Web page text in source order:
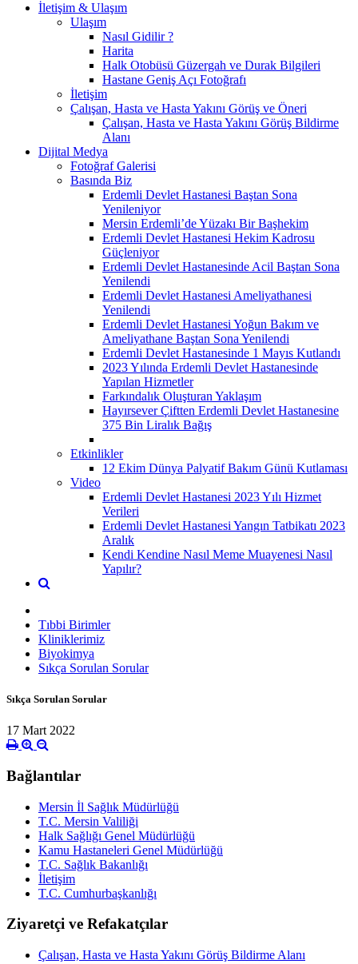
İletişim & Ulaşım
Ulaşım
Nasıl Gidilir ?
Harita
Halk Otobüsü Güzergah ve Durak Bilgileri
Hastane Geniş Açı Fotoğrafı
İletişim
Çalışan, Hasta ve Hasta Yakını Görüş ve Öneri
Çalışan, Hasta ve Hasta Yakını Görüş Bildirme
Alanı
Dijital Medya
Fotoğraf Galerisi
Basında Biz
Erdemli Devlet Hastanesi Baştan Sona
Yenileniyor
Mersin Erdemli’de Yüzakı Bir Başhekim
Erdemli Devlet Hastanesi Hekim Kadrosu
Güçleniyor
Erdemli Devlet Hastanesinde Acil Baştan Sona
Yenilendi
Erdemli Devlet Hastanesi Ameliyathanesi
Yenilendi
Erdemli Devlet Hastanesi Yoğun Bakım ve
Ameliyathane Baştan Sona Yenilendi
Erdemli Devlet Hastanesinde 1 Mayıs Kutlandı
2023 Yılında Erdemli Devlet Hastanesinde
Yapılan Hizmetler
Farkındalık Oluşturan Yaklaşım
Hayırsever Çiftten Erdemli Devlet Hastanesine
375 Bin Liralık Bağış
Etkinlikler
12 Ekim Dünya Palyatif Bakım Günü Kutlaması
Video
Erdemli Devlet Hastanesi 2023 Yılı Hizmet
Verileri
Erdemli Devlet Hastanesi Yangın Tatbikatı 2023
Aralık
Kendi Kendine Nasıl Meme Muayenesi Nasıl
Yapılır?
Tıbbi Birimler
Kliniklerimiz
Biyokimya
Sıkça Sorulan Sorular
Sıkça Sorulan Sorular
17 Mart 2022
Bağlantılar
Mersin İl Sağlık Müdürlüğü
T.C. Mersin Valiliği
Halk Sağlığı Genel Müdürlüğü
Kamu Hastaneleri Genel Müdürlüğü
T.C. Sağlık Bakanlığı
İletişim
T.C. Cumhurbaşkanlığı
Ziyaretçi ve Refakatçılar
Çalışan, Hasta ve Hasta Yakını Görüş Bildirme Alanı